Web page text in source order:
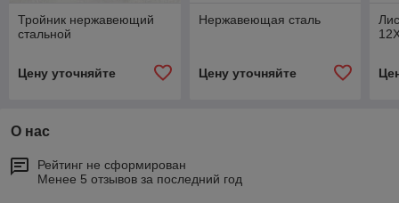
Тройник нержавеющий
стальной
Цену уточняйте
Нержавеющая сталь
Цену уточняйте
О нас
Рейтинг не сформирован
Менее 5 отзывов за последний год